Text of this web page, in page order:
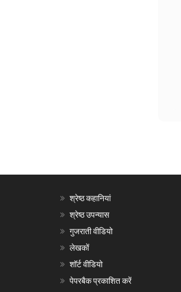
श्रेष्ठ कहानियां
श्रेष्ठ उपन्यास
गुजराती वीडियो
लेखकों
शॉर्ट वीडियो
पेपरबैक प्रकाशित करें